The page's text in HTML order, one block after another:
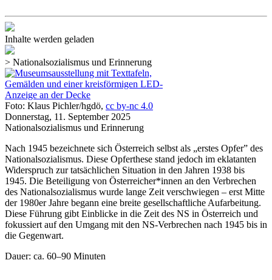
Inhalte werden geladen
> Nationalsozialismus und Erinnerung
Foto: Klaus Pichler/hgdö, cc by-nc 4.0
Donnerstag, 11. September 2025
Nationalsozialismus und Erinnerung
Nach 1945 bezeichnete sich Österreich selbst als „erstes Opfer” des
Nationalsozialismus. Diese Opferthese stand jedoch im eklatanten
Widerspruch zur tatsächlichen Situation in den Jahren 1938 bis
1945. Die Beteiligung von Österreicher*innen an den Verbrechen
des Nationalsozialismus wurde lange Zeit verschwiegen – erst Mitte
der 1980er Jahre begann eine breite gesellschaftliche Aufarbeitung.
Diese Führung gibt Einblicke in die Zeit des NS in Österreich und
fokussiert auf den Umgang mit den NS-Verbrechen nach 1945 bis in
die Gegenwart.
Dauer: ca. 60–90 Minuten